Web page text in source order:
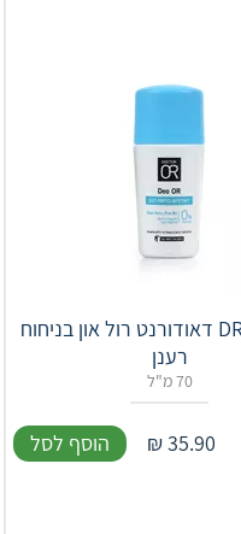
DR OR DEO דאודורנט רול און בניחוח
רענן
70 מ"ל
35.90
₪ הוסף לסל